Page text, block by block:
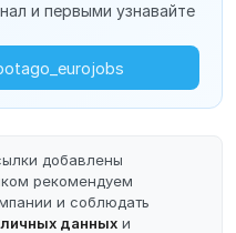
и первыми узнавайте
добавлены
рекомендуем
и соблюдать
личных данных и